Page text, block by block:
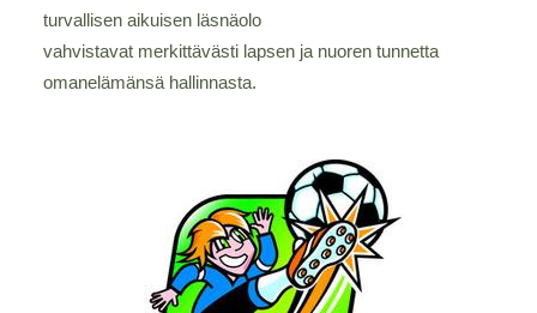
turvallisen aikuisen läsnäolo
vahvistavat merkittävästi lapsen ja nuoren tunnetta
omanelämänsä hallinnasta.